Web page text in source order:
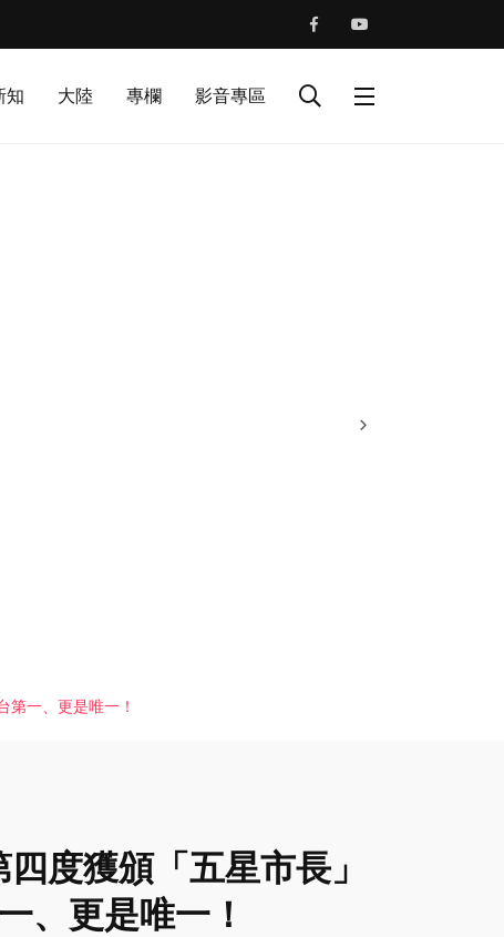
知 大陸 專欄 影音專區
一、更是唯一！
度獲頒「五星市長」
、更是唯一！